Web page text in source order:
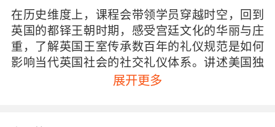
在历史维度上，课程会带领学员穿越时空，回到
英国的都铎王朝时期，感受宫廷文化的华丽与庄
重，了解英国王室传承数百年的礼仪规范是如何
影响当代英国社会的社交礼仪体系。讲述美国独
立战争时期的故事，让学员明白自由、民主等价
展开更多